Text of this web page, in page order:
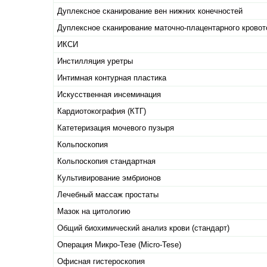
Дуплексное сканирование вен нижних конечностей
Дуплексное сканирование маточно-плацентарного
ИКСИ
Инстилляция уретры
Интимная контурная пластика
Искусственная инсеминация
Кардиотокография (КТГ)
Катетеризация мочевого пузыря
Кольпоскопия
Кольпоскопия стандартная
Культивирование эмбрионов
Лечебный массаж простаты
Мазок на цитологию
Общий биохимический анализ крови (стандарт)
Операция Микро-Тезе (Micro-Tese)
Офисная гистероскопия